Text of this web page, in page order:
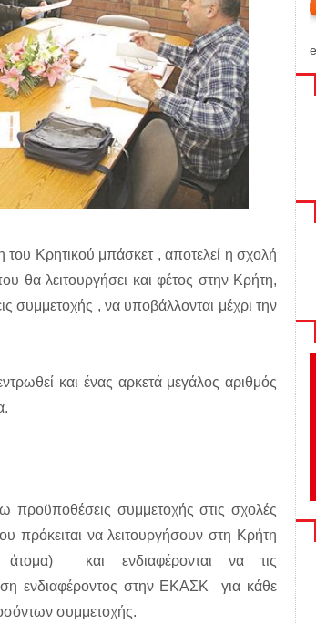
του Κρητικού μπάσκετ , αποτελεί η σχολή
θα λειτουργήσει και φέτος στην Κρήτη,
, να υποβάλλονται μέχρι την
και ένας αρκετά μεγάλος αριθμός
προϋποθέσεις συμμετοχής στις σχολές
πρόκειται να λειτουργήσουν στη Κρήτη
και ενδιαφέρονται να τις
ενδιαφέροντος στην ΕΚΑΣΚ για κάθε
συμμετοχής.